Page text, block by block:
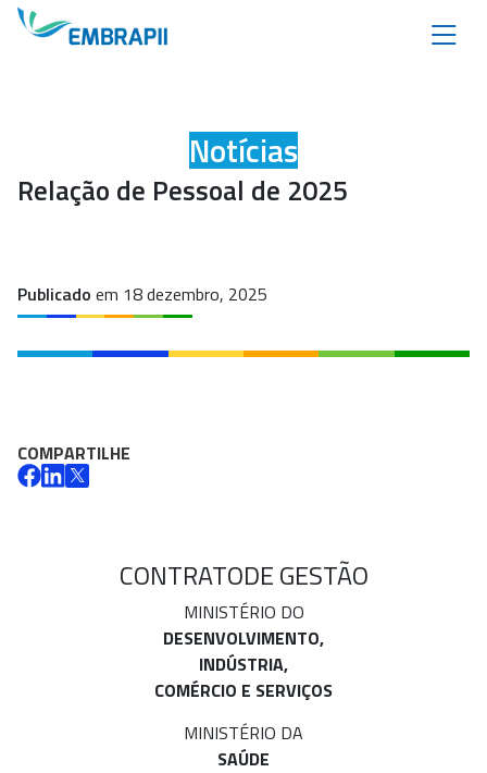
Notícias
Relação de Pessoal de 2025
Publicado em 18 dezembro, 2025
COMPARTILHE
CONTRATODE GESTÃO
MINISTÉRIO DO
DESENVOLVIMENTO,
INDÚSTRIA,
COMÉRCIO E SERVIÇOS
MINISTÉRIO DA
SAÚDE